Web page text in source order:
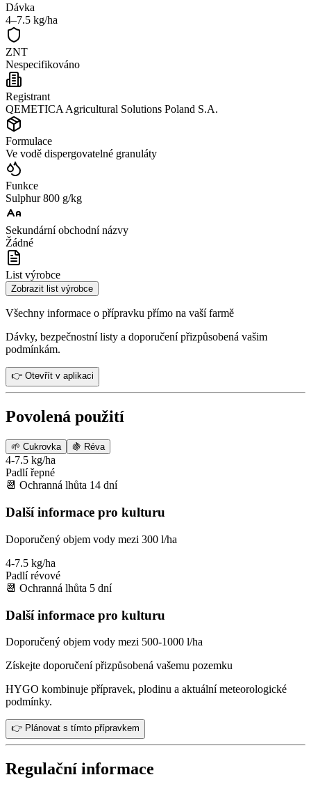
Dávka
4–7.5 kg/ha
ZNT
Nespecifikováno
Registrant
QEMETICA Agricultural Solutions Poland S.A.
Formulace
Ve vodě dispergovatelné granuláty
Funkce
Sulphur 800 g/kg
Sekundární obchodní názvy
Žádné
List výrobce
Zobrazit list výrobce
Všechny informace o přípravku přímo na vaší farmě
Dávky, bezpečnostní listy a doporučení přizpůsobená vašim
podmínkám.
👉 Otevřít v aplikaci
Povolená použití
🌱 Cukrovka 🍇 Réva
4-7.5 kg/ha
Padlí řepné
📆 Ochranná lhůta 14 dní
Další informace pro kulturu
Doporučený objem vody mezi 300 l/ha
4-7.5 kg/ha
Padlí révové
📆 Ochranná lhůta 5 dní
Další informace pro kulturu
Doporučený objem vody mezi 500-1000 l/ha
Získejte doporučení přizpůsobená vašemu pozemku
HYGO kombinuje přípravek, plodinu a aktuální meteorologické
podmínky.
👉 Plánovat s tímto přípravkem
Regulační informace